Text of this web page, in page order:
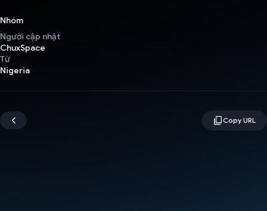
Nhóm
Người cập nhật
ChuxSpace
Từ
Nigeria